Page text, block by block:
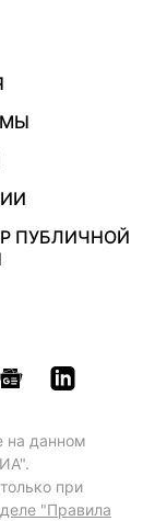
ПУБЛИЧНОЙ
на данном
при
"Правила